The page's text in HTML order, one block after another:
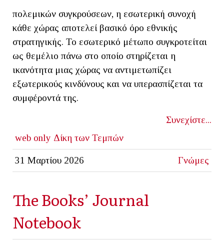
πολεμικών συγκρούσεων, η εσωτερική συνοχή
κάθε χώρας αποτελεί βασικό όρο εθνικής
στρατηγικής. Το εσωτερικό μέτωπο συγκροτείται
ως θεμέλιο πάνω στο οποίο στηρίζεται η
ικανότητα μιας χώρας να αντιμετωπίζει
εξωτερικούς κινδύνους και να υπερασπίζεται τα
συμφέροντά της.
Συνεχίστε...
web only Δίκη των Τεμπών
31 Μαρτίου 2026 Γνώμες
The Books’ Journal
Notebook